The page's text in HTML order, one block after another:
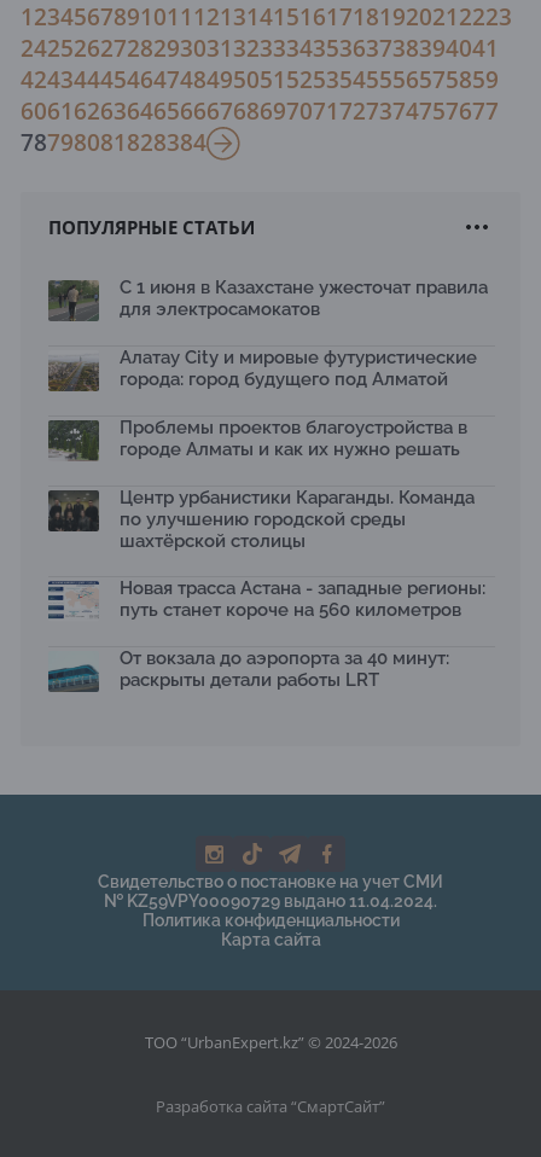
1234567891011121314151617181920212223
242526272829303132333435363738394041
424344454647484950515253545556575859
606162636465666768697071727374757677
78798081828384
ПОПУЛЯРНЫЕ СТАТЬИ
С 1 июня в Казахстане ужесточат правила
для электросамокатов
Алатау City и мировые футуристические
города: город будущего под Алматой
Проблемы проектов благоустройства в
городе Алматы и как их нужно решать
Центр урбанистики Караганды. Команда
по улучшению городской среды
шахтёрской столицы
Новая трасса Астана - западные регионы:
путь станет короче на 560 километров
От вокзала до аэропорта за 40 минут:
раскрыты детали работы LRT
Свидетельство о постановке на учет СМИ
№ KZ59VPY00090729 выдано 11.04.2024.
Политика конфиденциальности
Карта сайта
ТОО “UrbanExpert.kz” © 2024-2026
Разработка сайта “СмартСайт”